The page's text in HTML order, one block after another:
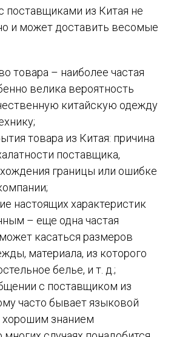
поставщиками из Китая не
и может доставить весомые
товара – наиболее частая
велика вероятность
китайскую одежду
товара из Китая: причина
поставщика,
границы или ошибке
настоящих характеристик
– еще одна частая
касаться размеров
материала, из которого
белье, и т. д.;
с поставщиком из
часто бывает языковой
знанием